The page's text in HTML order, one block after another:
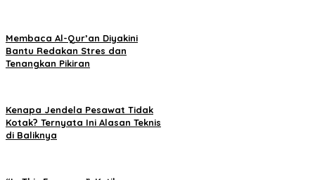
Membaca Al-Qur’an Diyakini
Bantu Redakan Stres dan
Tenangkan Pikiran
Kenapa Jendela Pesawat Tidak
Kotak? Ternyata Ini Alasan Teknis
di Baliknya